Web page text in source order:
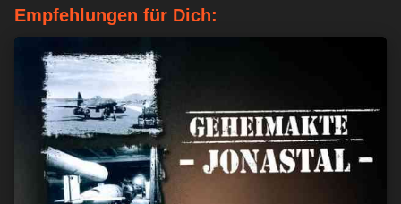
Empfehlungen für Dich: